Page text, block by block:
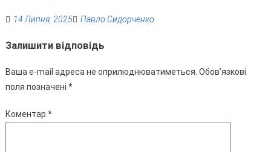
14 Липня, 2025 Павло Сидорченко
Залишити відповідь
Ваша e-mail адреса не оприлюднюватиметься. Обов’язкові
поля позначені *
Коментар *